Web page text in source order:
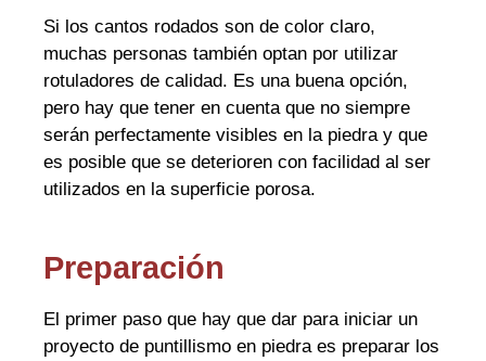
Si los cantos rodados son de color claro,
muchas personas también optan por utilizar
rotuladores de calidad. Es una buena opción,
pero hay que tener en cuenta que no siempre
serán perfectamente visibles en la piedra y que
es posible que se deterioren con facilidad al ser
utilizados en la superficie porosa.
Preparación
El primer paso que hay que dar para iniciar un
proyecto de puntillismo en piedra es preparar los